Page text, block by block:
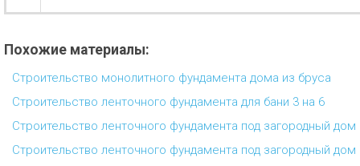
Похожие материалы:
Строительство монолитного фундамента дома из бруса
Строительство ленточного фундамента для бани 3 на 6
Строительство ленточного фундамента под загородный дом
Строительство ленточного фундамента под загородный дом